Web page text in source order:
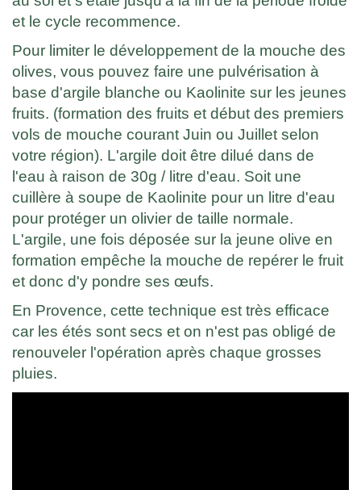
et le cycle recommence.
Pour limiter le développement de la mouche des
olives, vous pouvez faire une pulvérisation à
base d'argile blanche ou Kaolinite sur les jeunes
fruits. (formation des fruits et début des premiers
vols de mouche courant Juin ou Juillet selon
votre région). L'argile doit être dilué dans de
l'eau à raison de 30g / litre d'eau. Soit une
cuillère à soupe de Kaolinite pour un litre d'eau
pour protéger un olivier de taille normale.
L'argile, une fois déposée sur la jeune olive en
formation empêche la mouche de repérer le fruit
et donc d'y pondre ses œufs.
En Provence, cette technique est très efficace
car les étés sont secs et on n'est pas obligé de
renouveler l'opération après chaque grosses
pluies.